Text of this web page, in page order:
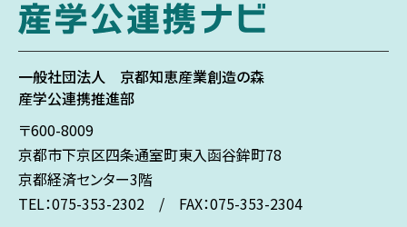
一般社団法人 京都知恵産業創造の森
産学公連携推進部
〒600-8009
京都市下京区四条通室町東入函谷鉾町78
京都経済センター3階
TEL：075-353-2302 / FAX：075-353-2304